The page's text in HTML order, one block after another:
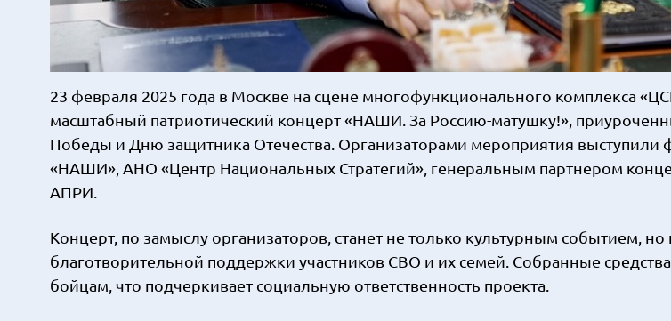
23 февраля 2025 года в Москве на сцене многофункционального комплекса
масштабный патриотический концерт «НАШИ. За Россию-матушку!»,
Победы и Дню защитника Отечества. Организаторами мероприятия
«НАШИ», АНО «Центр Национальных Стратегий», генеральным партнером
АПРИ.
Концерт, по замыслу организаторов, станет не только культурным событием,
благотворительной поддержки участников СВО и их семей. Собранные
бойцам, что подчеркивает социальную ответственность проекта.